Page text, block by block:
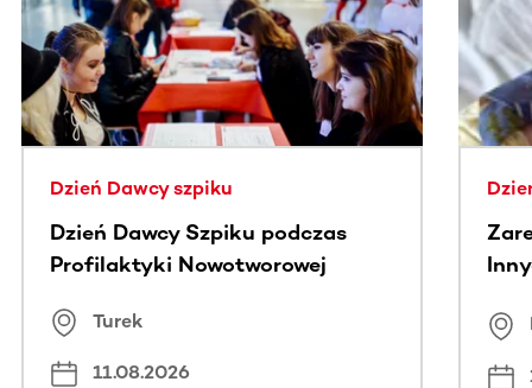
Dzień Dawcy szpiku
Dzień Dawcy Szpiku podczas
Profilaktyki Nowotworowej
Turek
11.08.2026